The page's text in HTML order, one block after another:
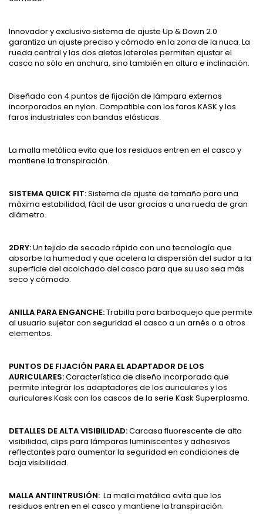
Innovador y exclusivo sistema de ajuste Up & Down 2.0
garantiza un ajuste preciso y cómodo en la zona de la nuca. La
rueda central y las dos aletas laterales permiten ajustar el
casco no sólo en anchura, sino también en altura e inclinación.
Diseñado con 4 puntos de fijación de lámpara externos
incorporados en nylon. Compatible con los faros KASK y los
faros industriales con bandas elásticas.
La malla metálica evita que los residuos entren en el casco y
mantiene la transpiración.
SISTEMA QUICK FIT:Sistema de ajuste de tamaño para una
màxima estabilidad, fàcil de usar gracias a una rueda de gran
diámetro.
2DRY:Un tejido de secado rápido con una tecnología que
absorbe la humedad y que acelera la dispersión del sudor a la
superficie del acolchado del casco para que su uso sea más
seco y cómodo.
ANILLA PARA ENGANCHE:Trabilla para barboquejo que permite
al usuario sujetar con seguridad el casco a un arnés o a otros
elementos.
PUNTOS DE FIJACIÓN PARA EL ADAPTADOR DE LOS
AURICULARES:Característica de diseño incorporada que
permite integrar los adaptadores de los auriculares y los
auriculares Kask con los cascos de la serie Kask Superplasma.
DETALLES DE ALTA VISIBILIDAD:Carcasa fluorescente de alta
visibilidad, clips para lámparas luminiscentes y adhesivos
reflectantes para aumentar la seguridad en condiciones de
baja visibilidad.
MALLA ANTIINTRUSIÓN: La malla metálica evita que los
residuos entren en el casco y mantiene la transpiración.